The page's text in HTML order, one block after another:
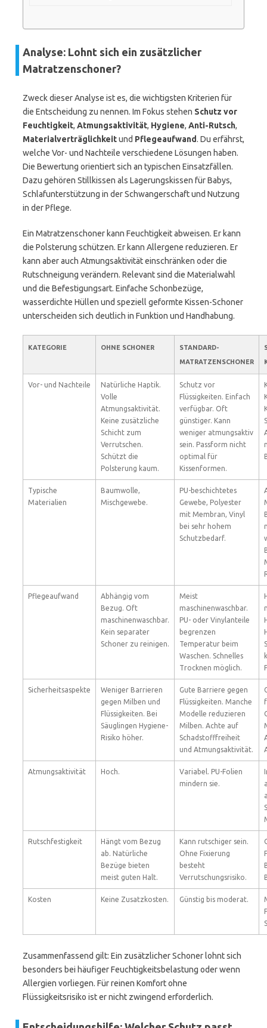
Analyse: Lohnt sich ein zusätzlicher
Matratzenschoner?
Zweck dieser Analyse ist es, die wichtigsten Kriterien für
die Entscheidung zu nennen. Im Fokus stehen Schutz vor
Feuchtigkeit, Atmungsaktivität, Hygiene, Anti-Rutsch,
Materialverträglichkeitund Pflegeaufwand. Du erfährst,
welche Vor- und Nachteile verschiedene Lösungen haben.
Die Bewertung orientiert sich an typischen Einsatzfällen.
Dazu gehören Stillkissen als Lagerungskissen für Babys,
Schlafunterstützung in der Schwangerschaft und Nutzung
in der Pflege.
Ein Matratzenschoner kann Feuchtigkeit abweisen. Er kann
die Polsterung schützen. Er kann Allergene reduzieren. Er
kann aber auch Atmungsaktivität einschränken oder die
Rutschneigung verändern. Relevant sind die Materialwahl
und die Befestigungsart. Einfache Schonbezüge,
wasserdichte Hüllen und speziell geformte Kissen-Schoner
unterscheiden sich deutlich in Funktion und Handhabung.
KATEGORIE OHNE SCHONER
STANDARD-
MATRATZENSCHONER
Vor- und Nachteile
Natürliche Haptik.
Volle
Atmungsaktivität.
Keine zusätzliche
Schicht zum
Verrutschen.
Schützt die
Polsterung kaum.
Schutz vor
Flüssigkeiten. Einfach
verfügbar. Oft
günstiger. Kann
weniger atmungsaktiv
sein. Passform nicht
optimal für
Kissenformen.
Typische
Materialien
Baumwolle,
Mischgewebe.
PU-beschichtetes
Gewebe, Polyester
mit Membran, Vinyl
bei sehr hohem
Schutzbedarf.
Pflegeaufwand
Abhängig vom
Bezug. Oft
maschinenwaschbar.
Kein separater
Schoner zu reinigen.
Meist
maschinenwaschbar.
PU- oder Vinylanteile
begrenzen
Temperatur beim
Waschen. Schnelles
Trocknen möglich.
Sicherheitsaspekte
Weniger Barrieren
gegen Milben und
Flüssigkeiten. Bei
Säuglingen Hygiene-
Risiko höher.
Gute Barriere gegen
Flüssigkeiten. Manche
Modelle reduzieren
Milben. Achte auf
Schadstofffreiheit
und Atmungsaktivität.
Atmungsaktivität Hoch.
Variabel. PU-Folien
mindern sie.
Rutschfestigkeit
Hängt vom Bezug
ab. Natürliche
Bezüge bieten
meist guten Halt.
Kann rutschiger sein.
Ohne Fixierung
besteht
Verrutschungsrisiko.
Kosten Keine Zusatzkosten. Günstig bis moderat.
Zusammenfassend gilt: Ein zusätzlicher Schoner lohnt sich
besonders bei häufiger Feuchtigkeitsbelastung oder wenn
Allergien vorliegen. Für reinen Komfort ohne
Flüssigkeitsrisiko ist er nicht zwingend erforderlich.